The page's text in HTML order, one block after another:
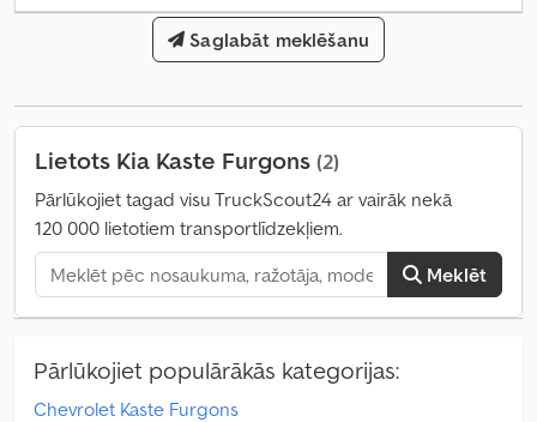
skaits:5, Aprīkojums:ABS, centrālā atslēga, elektroniskā
stabilitātes programma (ESP), gaisa kondicionēšana,
imobilaizersistēma, pilnpiedziņa,
Saglabāt meklēšanu
Lietots Kia Kaste Furgons (2)
Pārlūkojiet tagad visu TruckScout24 ar vairāk nekā
120 000 lietotiem transportlīdzekļiem.
Meklēt
Pārlūkojiet populārākās kategorijas:
Chevrolet Kaste Furgons